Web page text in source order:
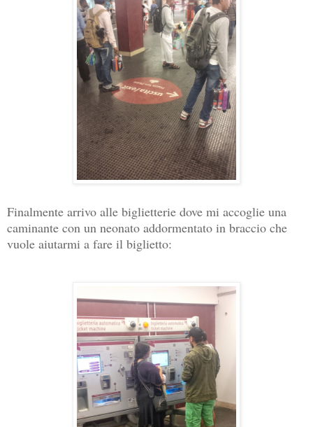
Finalmente arrivo alle biglietterie dove mi accoglie una
caminante con un neonato addormentato in braccio che
vuole aiutarmi a fare il biglietto: